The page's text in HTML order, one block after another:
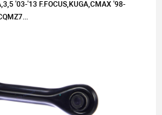
'03-'13 F.FOCUS,KUGA,CMAX '98-